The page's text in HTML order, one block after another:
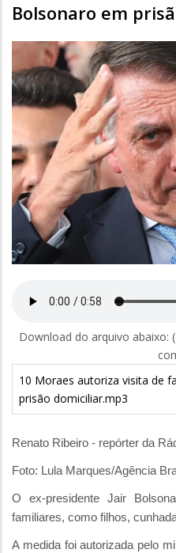
Bolsonaro em
Download do arquivo abaixo:
10 Moraes autoriza visita de
prisão domiciliar.mp3
Renato Ribeiro - repórter da
Foto: Lula Marques/Agência
O ex-presidente Jair
familiares, como filhos,
A medida foi autorizada pelo